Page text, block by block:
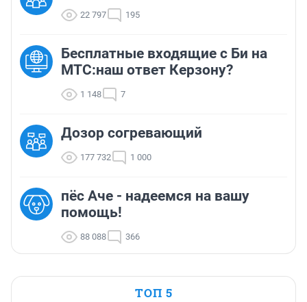
22 797 195
Бесплатные входящие с Би на
МТС:наш ответ Керзону?
1 148 7
Дозор согревающий
177 732 1 000
пёс Аче - надеемся на вашу
помощь!
88 088 366
ТОП 5